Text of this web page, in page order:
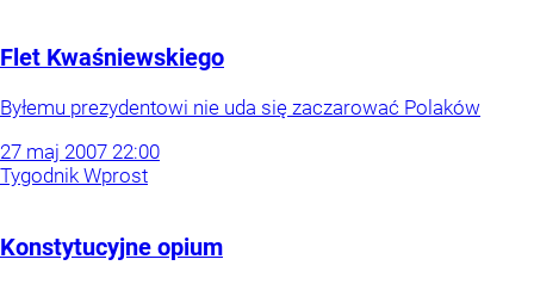
Flet Kwaśniewskiego
Byłemu prezydentowi nie uda się zaczarować Polaków
27 maj 2007 22:00
Tygodnik Wprost
Konstytucyjne opium